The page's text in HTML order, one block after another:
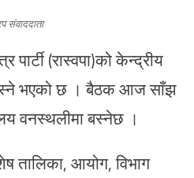
संवाददाता
पार्टी (रास्वपा)को केन्द्रीय
भएको छ । बैठक आज साँझ
वनस्थलीमा बस्नेछ ।
तालिका, आयोग, विभाग